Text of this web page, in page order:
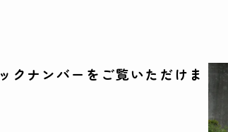
クナンバーをご覧いただけま